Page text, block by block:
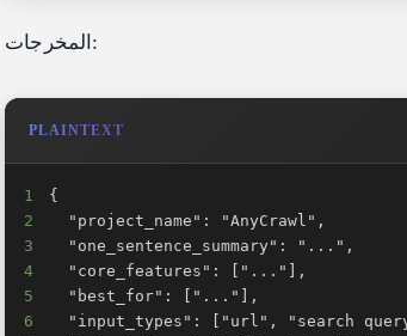
المخرجات:
PLAINTEXT
1
2
3
4
5
6